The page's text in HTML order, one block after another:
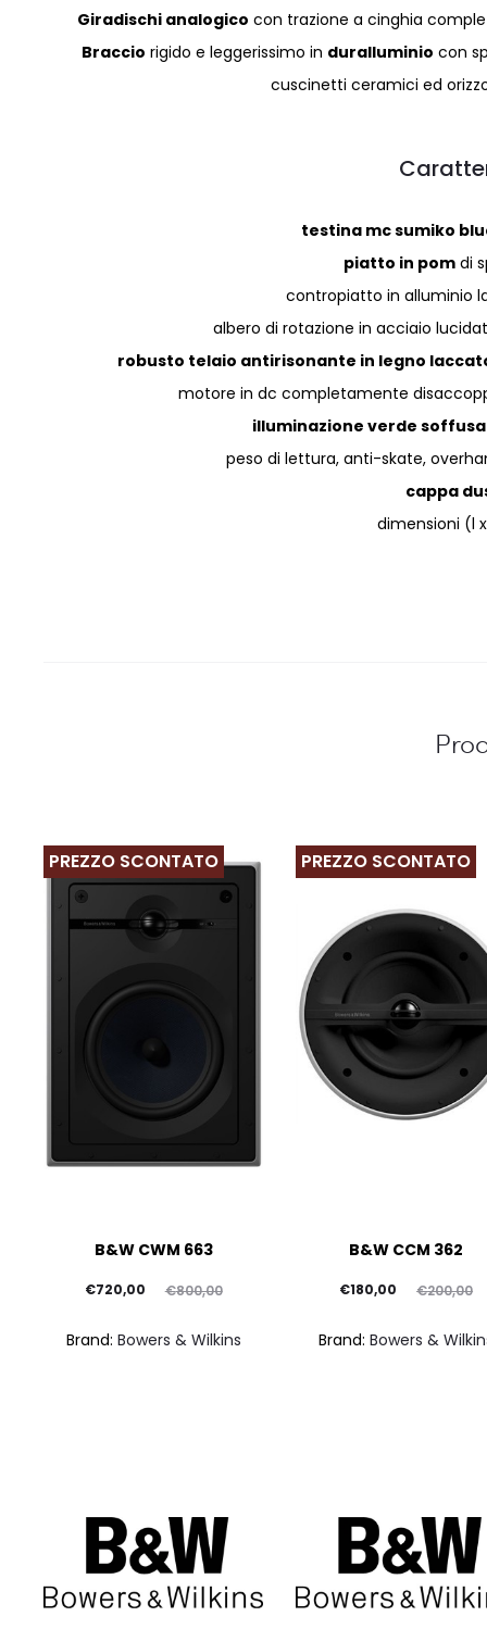
Giradischi analogico con trazione a cinghia
Braccio rigido e leggerissimo in duralluminio con
cuscinetti ceramici ed
testina mc sumiko
piatto in pom di
contropiatto in alluminio
albero di rotazione in acciaio
robusto telaio antirisonante in legno
motore in dc completamente
illuminazione verde soffusa
peso di lettura, anti-skate,
cappa
dimensioni (l
PREZZO SCONTATO
B&W CWM 663
€800,00
Il
€720,00
Brand: Bowers & Wilkins
PREZZO SCONTATO
B&W CCM 362
€200,00
Il
€180,00
Il
Brand:Bowers &